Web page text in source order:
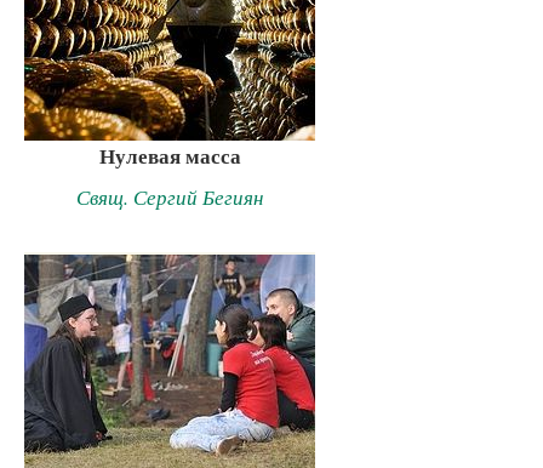
Нулевая масса
Свящ. Сергий Бегиян